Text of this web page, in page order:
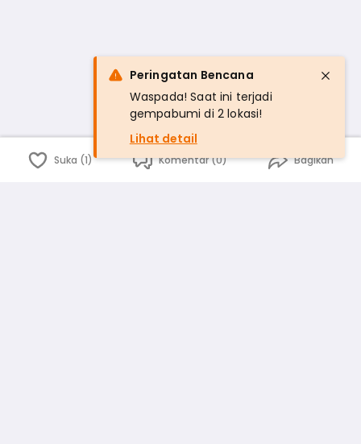
Suka (1) Komentar (0) Bagikan
Peringatan Bencana
Waspada! Saat ini terjadi
gempabumi di 2 lokasi!
Lihat detail